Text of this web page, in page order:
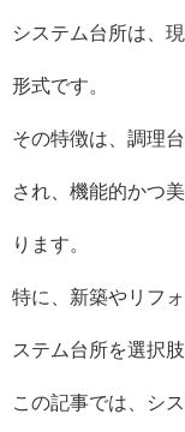
システム台所は、
形式です。
その特徴は、調理
され、機能的かつ
ります。
特に、新築やリフ
ステム台所を選択
この記事では、シ